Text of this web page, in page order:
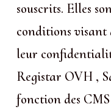
souscrits. Elles
conditions visant
leur
Registar OVH ,
fonction des